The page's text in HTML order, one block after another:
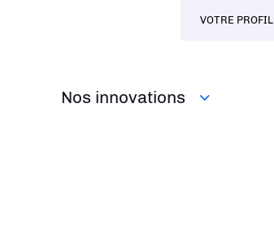
Nos innovations
VOTRE PROFIL